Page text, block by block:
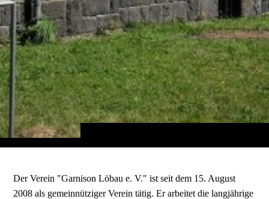
Der Verein "Garnison Löbau e. V." ist seit dem 15. August
2008 als gemeinnütziger Verein tätig. Er arbeitet die langjährige